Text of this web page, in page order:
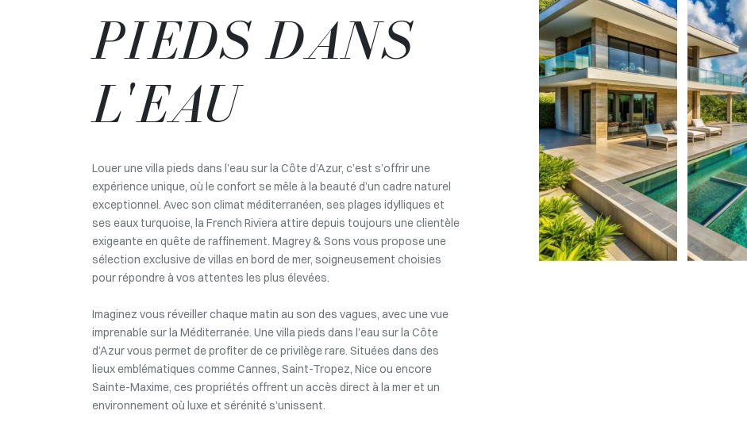
PIEDS DANS
L'EAU
Louer une villa pieds dans l’eau sur la Côte d’Azur, c’est s’offrir une
expérience unique, où le confort se mêle à la beauté d’un cadre naturel
exceptionnel. Avec son climat méditerranéen, ses plages idylliques et
ses eaux turquoise, la French Riviera attire depuis toujours une clientèle
exigeante en quête de raffinement. Magrey & Sons vous propose une
sélection exclusive de villas en bord de mer, soigneusement choisies
pour répondre à vos attentes les plus élevées.
Imaginez vous réveiller chaque matin au son des vagues, avec une vue
imprenable sur la Méditerranée. Une villa pieds dans l’eau sur la Côte
d’Azur vous permet de profiter de ce privilège rare. Situées dans des
lieux emblématiques comme Cannes, Saint-Tropez, Nice ou encore
Sainte-Maxime, ces propriétés offrent un accès direct à la mer et un
environnement où luxe et sérénité s’unissent.